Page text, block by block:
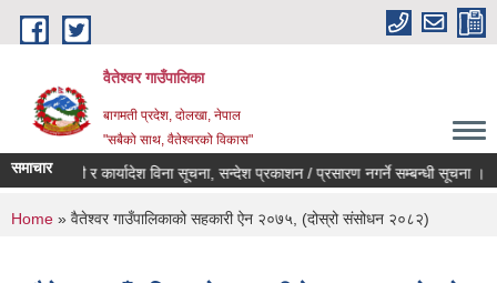
Skip to main content
वैतेश्वर गाउँपालिका
बागमती प्रदेश, दाेलखा, नेपाल
"सबैको साथ, वैतेश्वरको विकास"
समाचार
स्वीकृती र कार्यादेश विना सूचना, सन्देश प्रकाशन / प्रसारण नगर्ने सम्बन्धी सूचना ।
You are here
Home » वैतेश्वर गाउँपालिकाको सहकारी ऐन २०७५, (दोस्रो संसोधन २०८२)